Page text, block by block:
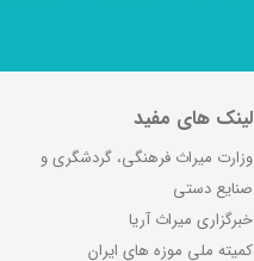
لینک های مفید
وزارت میراث فرهنگی، گردشگری و
صنایع دستی
خبرگزاری میراث آریا
کمیته ملی موزه های ایران